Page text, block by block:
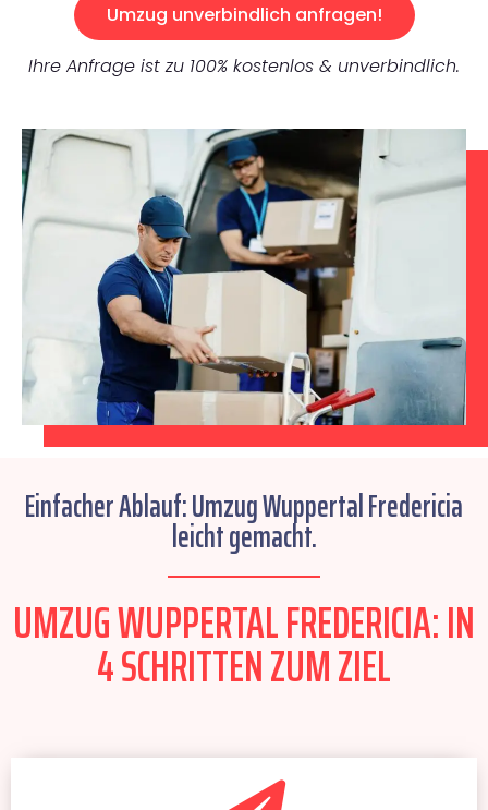
Umzug unverbindlich anfragen!
Ihre Anfrage ist zu 100% kostenlos & unverbindlich.
Einfacher Ablauf: Umzug Wuppertal Fredericia
leicht gemacht.
UMZUG WUPPERTAL FREDERICIA: IN
4 SCHRITTEN ZUM ZIEL